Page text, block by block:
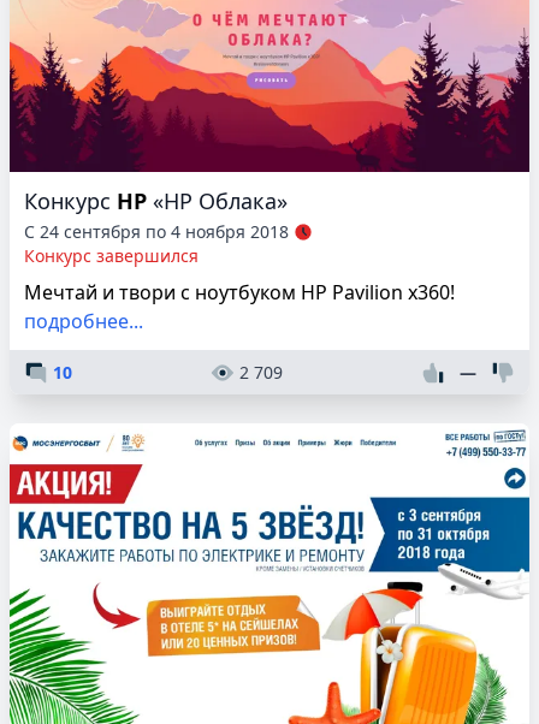
Конкурс HP «HP Облака»
С 24 сентября по 4 ноября 2018
Конкурс завершился
Мечтай и твори с ноутбуком HP Pavilion x360!
подробнее...
10 2 709 —